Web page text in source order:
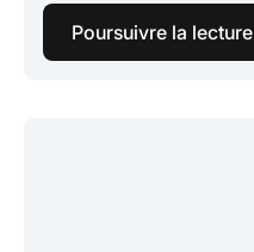
Poursuivre la lecture